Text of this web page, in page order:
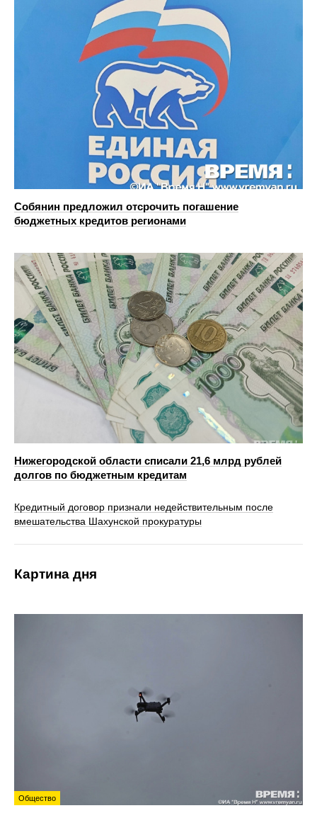
Собянин предложил отсрочить погашение
бюджетных кредитов регионами
Нижегородской области списали 21,6 млрд рублей
долгов по бюджетным кредитам
Кредитный договор признали недействительным после
вмешательства Шахунской прокуратуры
Картина дня
Общество